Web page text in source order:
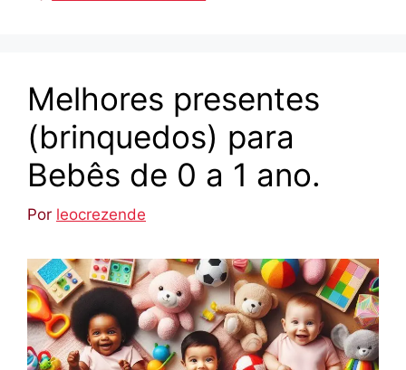
Melhores presentes
(brinquedos) para
Bebês de 0 a 1 ano.
Por leocrezende